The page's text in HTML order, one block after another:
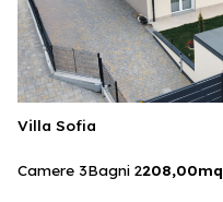
Villa Sofia
Camere 3Bagni 2208,00mq